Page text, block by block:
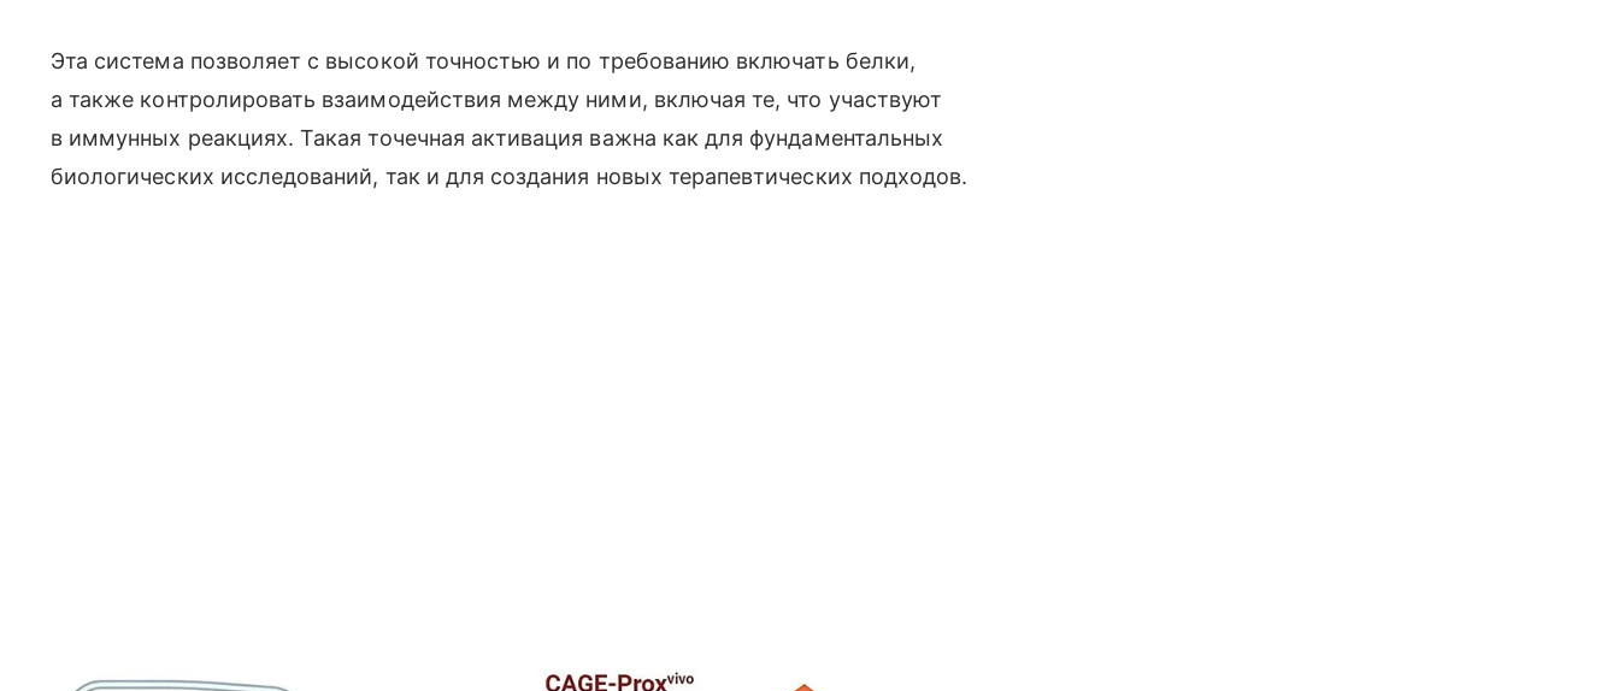
Эта система позволяет с высокой точностью и по требованию включать белки,
а также контролировать взаимодействия между ними, включая те, что участвуют
в иммунных реакциях. Такая точечная активация важна как для фундаментальных
биологических исследований, так и для создания новых терапевтических подходов.